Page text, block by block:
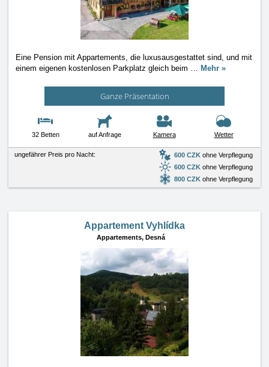
Eine Pension mit Appartements, die luxusausgestattet sind, und mit
einem eigenen kostenlosen Parkplatz gleich beim … Mehr »
Ganze Präsentation
32 Betten auf Anfrage Kamera Wetter
ungefährer Preis pro Nacht: 600 CZK ohne Verpflegung
600 CZK ohne Verpflegung
800 CZK ohne Verpflegung
Appartement Vyhlídka
Appartements, Desná